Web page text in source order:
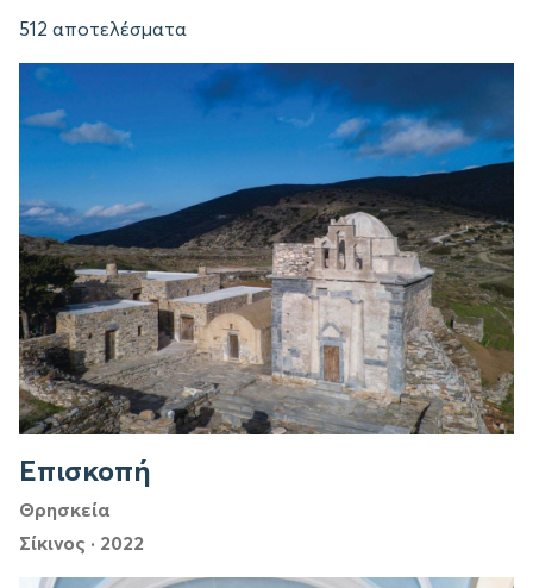
512 αποτελέσματα
Επισκοπή
Θρησκεία
Σίκινος · 2022